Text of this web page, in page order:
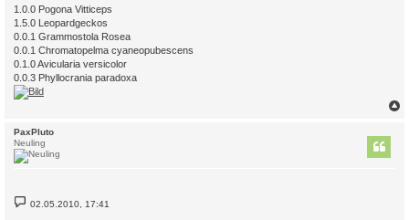
1.0.0 Pogona Vitticeps
1.5.0 Leopardgeckos
0.0.1 Grammostola Rosea
0.0.1 Chromatopelma cyaneopubescens
0.1.0 Avicularia versicolor
0.0.3 Phyllocrania paradoxa
PaxPluto
Neuling
B02.05.2010, 17:41